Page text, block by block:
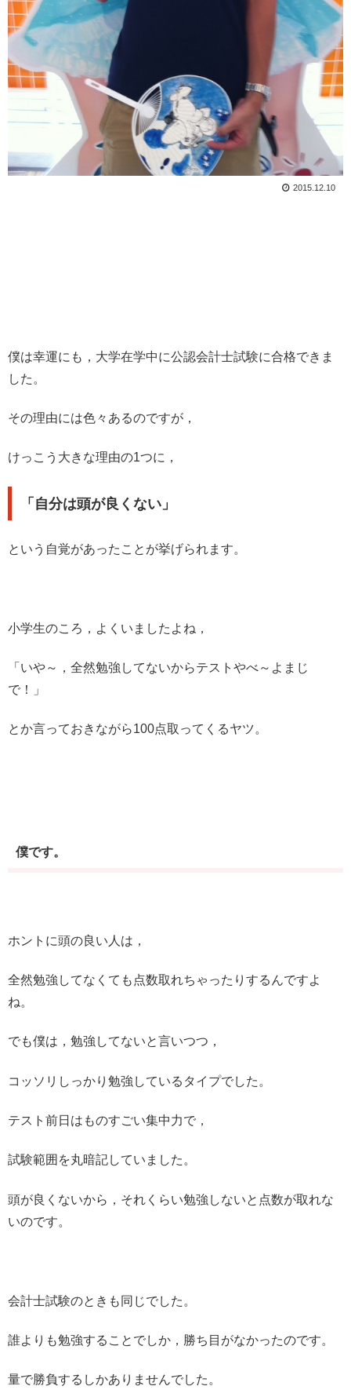
2015.12.10
僕は幸運にも，大学在学中に公認会計士試験に合格できま
した。
その理由には色々あるのですが，
けっこう大きな理由の1つに，
「自分は頭が良くない」
という自覚があったことが挙げられます。
小学生のころ，よくいましたよね，
「いや～，全然勉強してないからテストやべ～よまじ
で！」
とか言っておきながら100点取ってくるヤツ。
僕です。
ホントに頭の良い人は，
全然勉強してなくても点数取れちゃったりするんですよ
ね。
でも僕は，勉強してないと言いつつ，
コッソリしっかり勉強しているタイプでした。
テスト前日はものすごい集中力で，
試験範囲を丸暗記していました。
頭が良くないから，それくらい勉強しないと点数が取れな
いのです。
会計士試験のときも同じでした。
誰よりも勉強することでしか，勝ち目がなかったのです。
量で勝負するしかありませんでした。